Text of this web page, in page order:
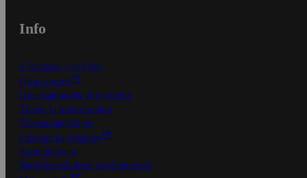
Info
S-Business yrityksille
Oiva-raportit
Osuuskauppojen yhteystiedot
Tilaus- ja toimitusehdot
Tietosuojakäytäntö
Palvelun käyttöehdot
Saavutettavuus
Mobiilisovelluksen saavutettavuus